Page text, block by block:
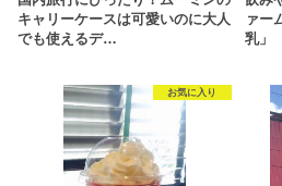
キャリーケースは可愛いのに大人
でも使えるデ…
ァー
乳」
お気に入り